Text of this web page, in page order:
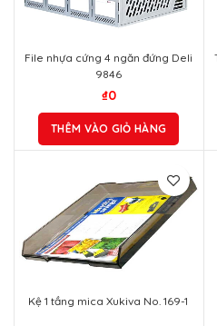
File nhựa cứng 4 ngăn đứng Deli
9846
₫0
THÊM VÀO GIỎ HÀNG
Kệ 1 tầng mica Xukiva No. 169-1